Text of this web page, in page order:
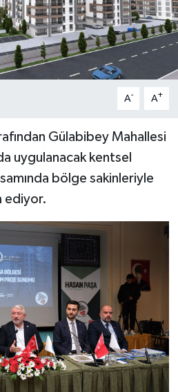
A- A+
Gülabibey Mahallesi
uygulanacak kentsel
bölge sakinleriyle
ediyor.